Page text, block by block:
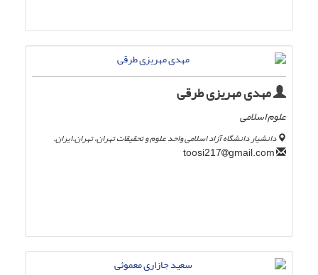
مهدی مهریزی طرقی
علوم اسلامی
دانشیار دانشگاه آزاد اسلامی واحد علوم و تحقیقات تهران، تهران.ایران.
gmail.com